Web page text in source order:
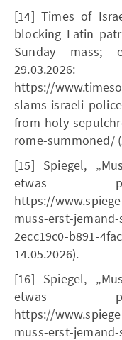
[14] Times of
blocking Latin
Sunday mass;
29.03.2026:
https://
slams-israeli-
from-holy-
rome-summoned/
[15] Spiegel,
etwas
https://
muss-erst-
2ecc19c0-b891-
14.05.2026).
[16] Spiegel,
etwas
https://
muss-erst-